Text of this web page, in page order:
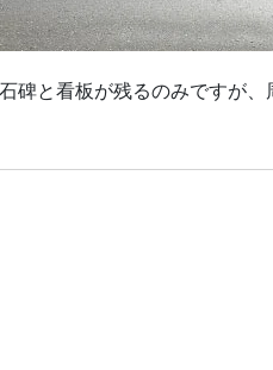
碑と看板が残るのみですが